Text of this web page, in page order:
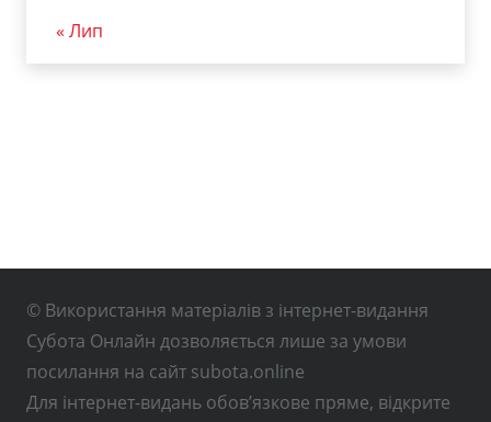
« Лип
© Використання матеріалів з інтернет-видання
Субота Онлайн дозволяється лише за умови
посилання на сайт subota.online
Для інтернет-видань обов’язкове пряме, відкрите